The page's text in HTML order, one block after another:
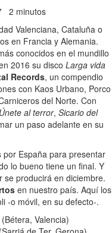
2 minutos
Valenciana, Cataluña o
en Francia y Alemania.
conocidos en el mundillo
2016 su disco Larga vida
Records, un compendio
con Kaos Urbano, Porco
del Norte. Con
Únete al terror, Sicario del
un paso adelante en su
España para presentar
lo bueno tiene un final. Y
se producirá en diciembre.
en nuestro país. Aquí los
-o móvil, en su defecto-.
Valencia)